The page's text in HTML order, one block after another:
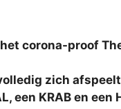
corona-proof
zich
KRAB en een